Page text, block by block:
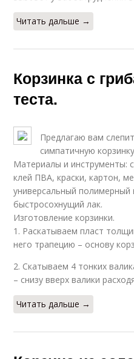
Читать дальше →
Корзинка с
теста.
Предлагаю вам
симпатичную
Материалы и инструменты:
клей ПВА, краски, картон,
универсальный полимерный
быстросохнущий лак.
Изготовление корзинки.
1. Раскатываем пласт
него трапецию – основу
2. Скатываем 4 тонких
– снизу вверх валики
Читать дальше →